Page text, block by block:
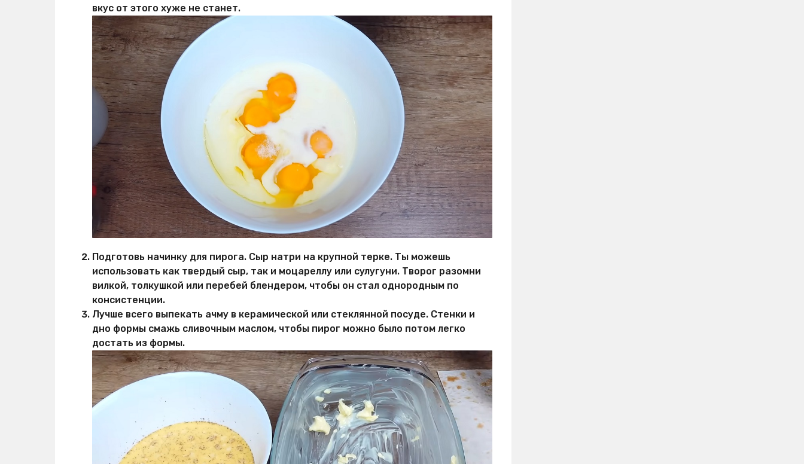
вкус от этого хуже не станет.
Подготовь начинку для пирога. Сыр натри на крупной терке. Ты можешь
использовать как твердый сыр, так и моцареллу или сулугуни. Творог разомни
вилкой, толкушкой или перебей блендером, чтобы он стал однородным по
консистенции.
Лучше всего выпекать ачму в керамической или стеклянной посуде. Стенки и
дно формы смажь сливочным маслом, чтобы пирог можно было потом легко
достать из формы.